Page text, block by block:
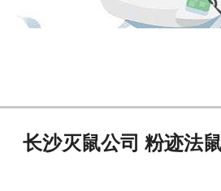
长沙灭鼠公司 粉迹法